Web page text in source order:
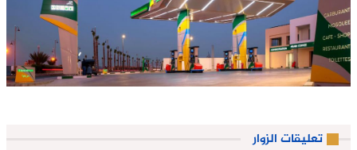
تعليقات الزوار